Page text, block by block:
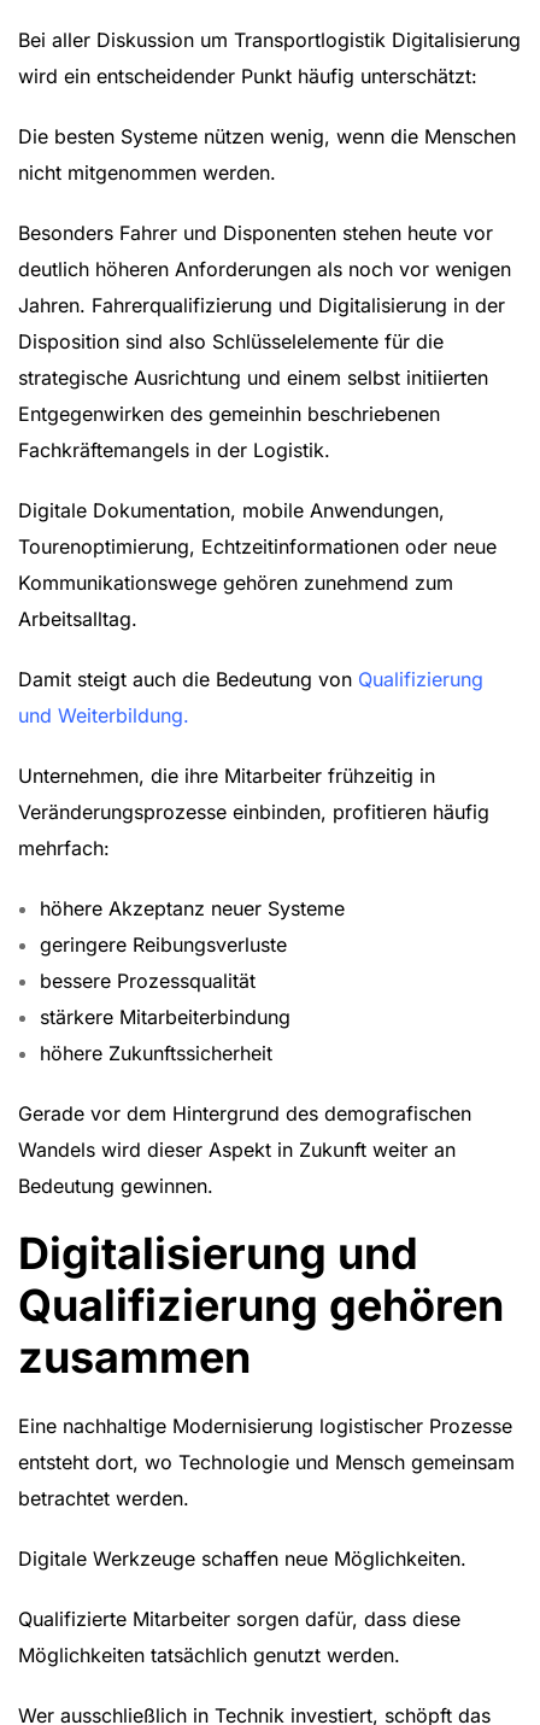
Bei aller Diskussion um Transportlogistik Digitalisierung
wird ein entscheidender Punkt häufig unterschätzt:
Die besten Systeme nützen wenig, wenn die Menschen
nicht mitgenommen werden.
Besonders Fahrer und Disponenten stehen heute vor
deutlich höheren Anforderungen als noch vor wenigen
Jahren. Fahrerqualifizierung und Digitalisierung in der
Disposition sind also Schlüsselelemente für die
strategische Ausrichtung und einem selbst initiierten
Entgegenwirken des gemeinhin beschriebenen
Fachkräftemangels in der Logistik.
Digitale Dokumentation, mobile Anwendungen,
Tourenoptimierung, Echtzeitinformationen oder neue
Kommunikationswege gehören zunehmend zum
Arbeitsalltag.
Damit steigt auch die Bedeutung von Qualifizierung
und Weiterbildung.
Unternehmen, die ihre Mitarbeiter frühzeitig in
Veränderungsprozesse einbinden, profitieren häufig
mehrfach:
höhere Akzeptanz neuer Systeme
geringere Reibungsverluste
bessere Prozessqualität
stärkere Mitarbeiterbindung
höhere Zukunftssicherheit
Gerade vor dem Hintergrund des demografischen
Wandels wird dieser Aspekt in Zukunft weiter an
Bedeutung gewinnen.
Digitalisierung und
Qualifizierung gehören
zusammen
Eine nachhaltige Modernisierung logistischer Prozesse
entsteht dort, wo Technologie und Mensch gemeinsam
betrachtet werden.
Digitale Werkzeuge schaffen neue Möglichkeiten.
Qualifizierte Mitarbeiter sorgen dafür, dass diese
Möglichkeiten tatsächlich genutzt werden.
Wer ausschließlich in Technik investiert, schöpft das